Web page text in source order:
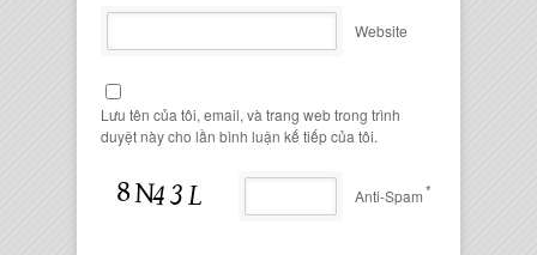
Website
Lưu tên của tôi, email, và trang web trong trình
duyệt này cho lần bình luận kế tiếp của tôi.
Anti-Spam*